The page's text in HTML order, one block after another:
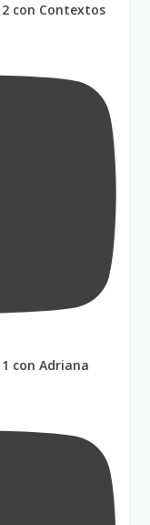
con Contextos
con Adriana